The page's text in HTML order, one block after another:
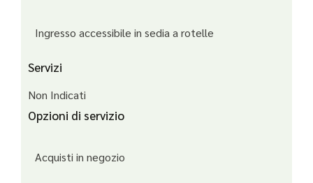
Ingresso accessibile in sedia a rotelle
Servizi
Non Indicati
Opzioni di servizio
Acquisti in negozio